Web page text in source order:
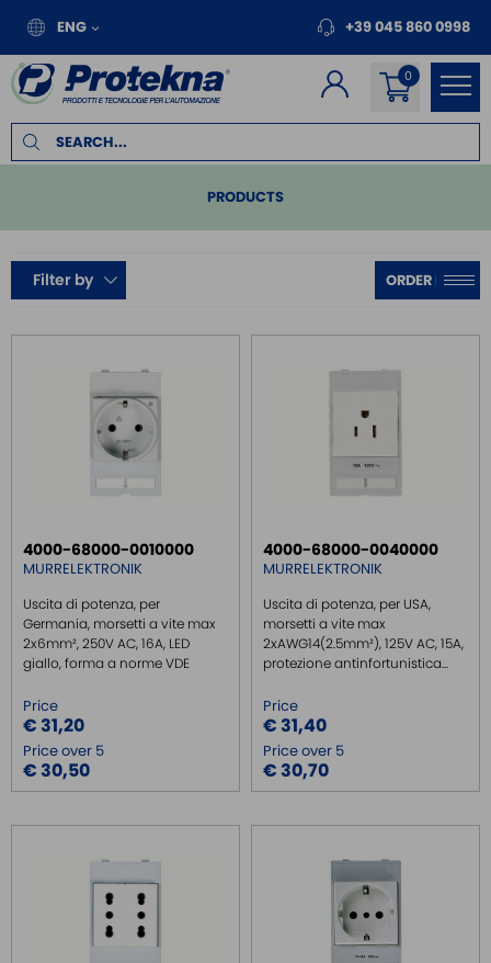
ENG +39 045 860 0998
PRODUCTS
PLC
REMOTE I/O
TOUCH PANEL
SAFE RELAY / SAFETY PLC
EMC FILTER
POWER SUPPLY DIN RAIL
SWITCH ETHERNET MANEGED
MEDIA CONVERTER
SERIAL SERVER
CONVERTER RS232/422/485
SIGNAL CONVERTERS
MULTIPORT SERIAL BOARDS
WIRELESS
GATEWAY
REMOTE MONITORING / VPN
INDUSTRIAL KEYBOARDS
Filter by
4000-68000-0010000
MURRELEKTRONIK
Uscita di potenza, per
Germania, morsetti a vite max
2x6mm², 250V AC, 16A, LED
giallo, forma a norme VDE
Price
€ 31,20
Price over 5
€ 30,50
4000-68000-0040000
MURRELEKTRONIK
Uscita di potenza, per USA,
morsetti a vite max
2xAWG14(2.5mm²), 125V AC, 15A,
protezione antinfortunistica...
Price
€ 31,40
Price over 5
€ 30,70